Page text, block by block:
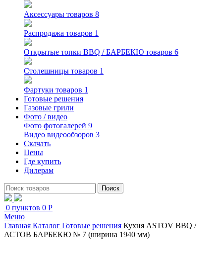
Аксессуары товаров 8
Распродажа товаров 1
Открытые топки BBQ / БАРБЕКЮ товаров 6
Столешницы товаров 1
Фартуки товаров 1
Готовые решения
Газовые грили
Фото / видео
Фото фотогалерей 9
Видео видеообзоров 3
Скачать
Цены
Где купить
Дилерам
Поиск
0 пунктов 0 Р
Меню
Главная Каталог Готовые решения Кухня ASTOV BBQ /
АСТОВ БАРБЕКЮ № 7 (ширина 1940 мм)